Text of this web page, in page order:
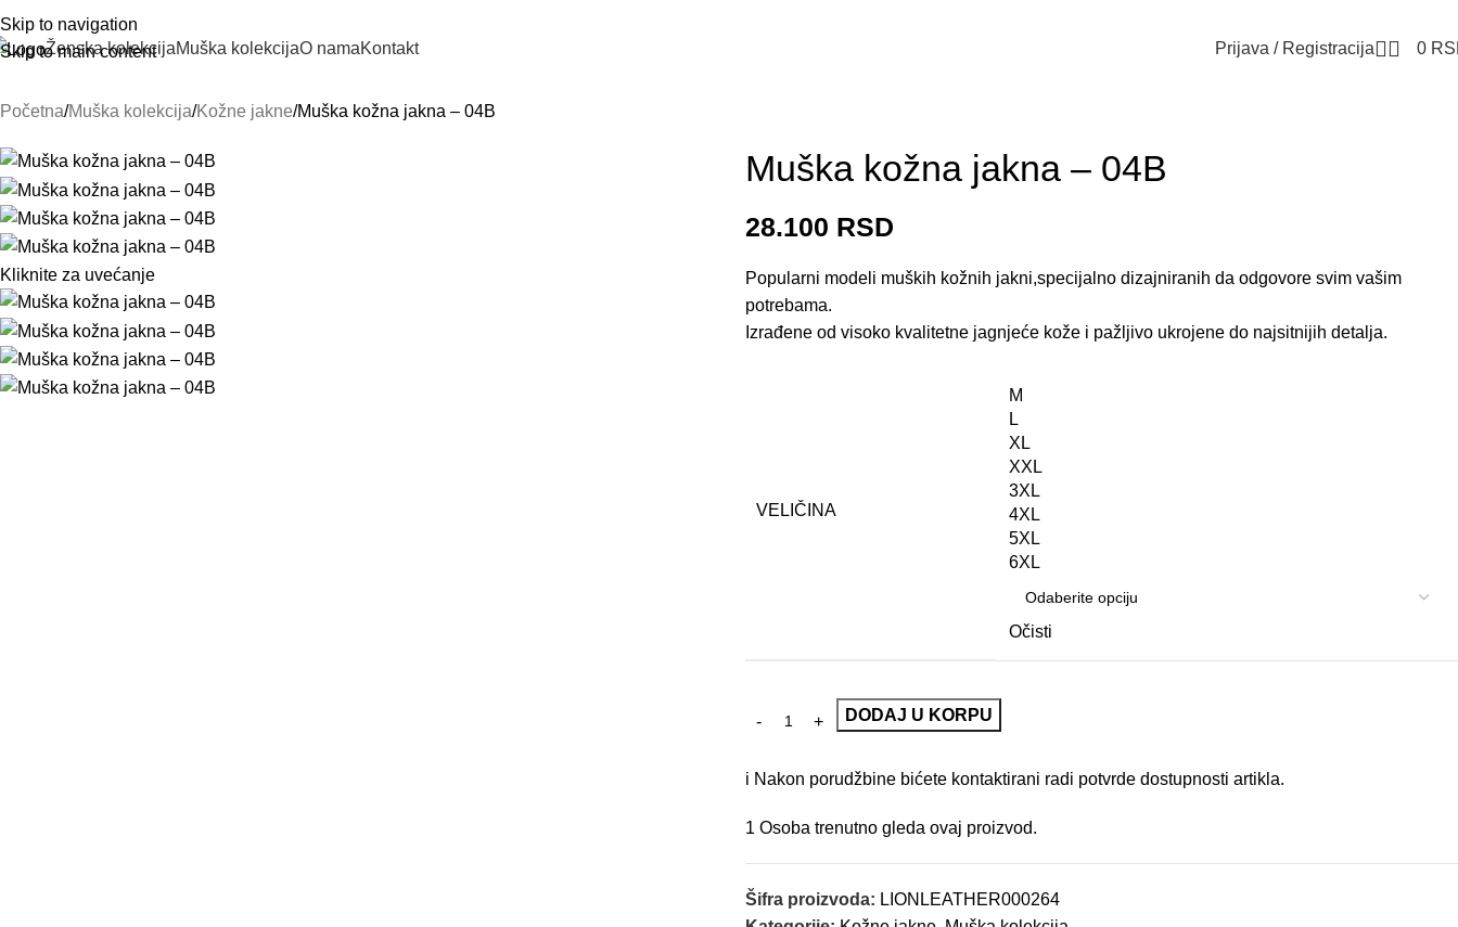
Skip to navigation
Skip to main content
Ženska kolekcijaMuška kolekcijaO namaKontakt Prijava / Registracija 0
Početna Muška kolekcija Kožne jakne Muška kožna jakna – 04B
Kliknite za uvećanje
Muška kožna jakna – 04B
28.100 RSD
Popularni modeli muških kožnih jakni,specijalno dizajniranih da odgovore svim vašim
potrebama.
Izrađene od visoko kvalitetne jagnjeće kože i pažljivo ukrojene do najsitnijih detalja.
VELIČINA
M
L
XL
XXL
3XL
4XL
5XL
6XL
Očisti
DODAJ U KORPU
i Nakon porudžbine bićete kontaktirani radi potvrde dostupnosti artikla.
1 Osoba trenutno gleda ovaj proizvod.
Šifra proizvoda: LIONLEATHER000264